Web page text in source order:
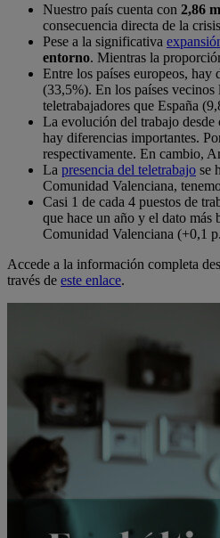
Nuestro país cuenta con 2,86
consecuencia directa de la
Pese a la significativa
entorno. Mientras la
Entre los países europeos,
(33,5%). En los países
teletrabajadores que España
La evolución del trabajo desde
hay diferencias importantes.
respectivamente. En cambio,
La presencia del teletrabajo se
Comunidad Valenciana,
Casi 1 de cada 4 puestos de
que hace un año y el dato más
Comunidad Valenciana (+0,1
Accede a la información completa
través de este enlace.